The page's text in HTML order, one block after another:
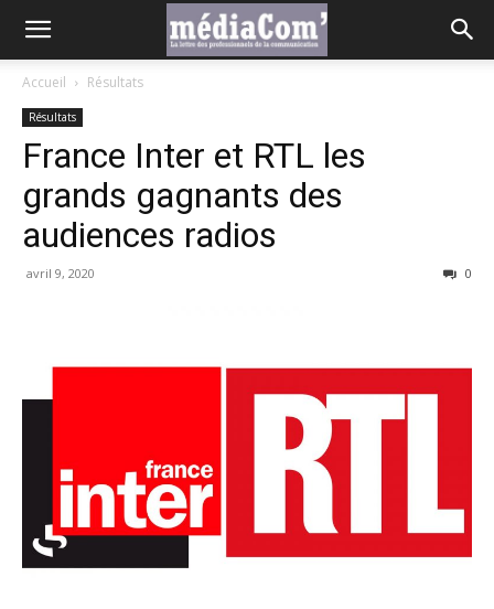
Accueil Résultats
Résultats
France Inter et RTL les
grands gagnants des
audiences radios
avril 9, 2020 0